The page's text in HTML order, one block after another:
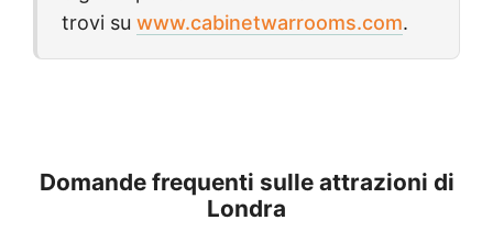
trovi su www.cabinetwarrooms.com.
Domande frequenti sulle attrazioni di
Londra